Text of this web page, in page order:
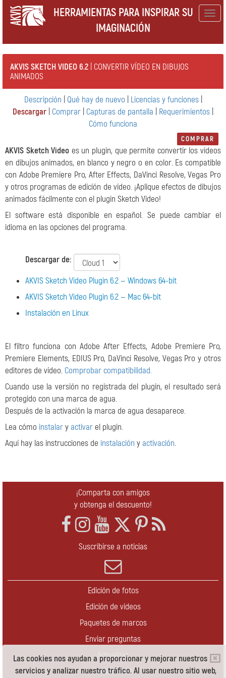
Las cookies nos ayudan a proporcionar y mejorar nuestros
servicios y analizar nuestro tráfico. Al usar nuestro sitio web,
HERRAMIENTAS PARA INSPIRAR SU
IMAGINACIÓN
AKVIS SKETCH VIDEO 6.2 | CONVERTIR VÍDEO EN DIBUJOS
ANIMADOS
Descripción Qué hay de nuevo Licencias y funciones|
Descargar Comprar Capturas de pantalla Requerimientos
Cómo funciona
COMPRAR
AKVIS Sketch Video es un plugin, que permite convertir los vídeos
en dibujos animados, en blanco y negro o en color. Es compatible
con Adobe Premiere Pro, After Effects, DaVinci Resolve, Vegas Pro
y otros programas de edición de vídeo. ¡Aplique efectos de dibujos
animados fácilmente con el plugin Sketch Video!
El software está disponible en español. Se puede cambiar el
idioma en las opciones del programa.
Descargar de:
AKVIS Sketch Video Plugin 6.2 — Windows 64-bit
AKVIS Sketch Video Plugin 6.2 — Mac 64-bit
Instalación en Linux
El filtro funciona con Adobe After Effects, Adobe Premiere Pro,
Premiere Elements, EDIUS Pro, DaVinci Resolve, Vegas Pro y otros
editores de vídeo. Comprobar compatibilidad.
Cuando use la versión no registrada del plugin, el resultado será
protegido con una marca de agua.
Después de la activación la marca de agua desaparece.
Lea cómo instalaryactivar el plugin.
Aquí hay las instrucciones de instalación yactivación.
¡Comparta con amigos
y obtenga el descuento!
Suscribirse a noticias
Edición de fotos
Edición de vídeos
Paquetes de marcos
Enviar preguntas
Actualizar
Contáctenos